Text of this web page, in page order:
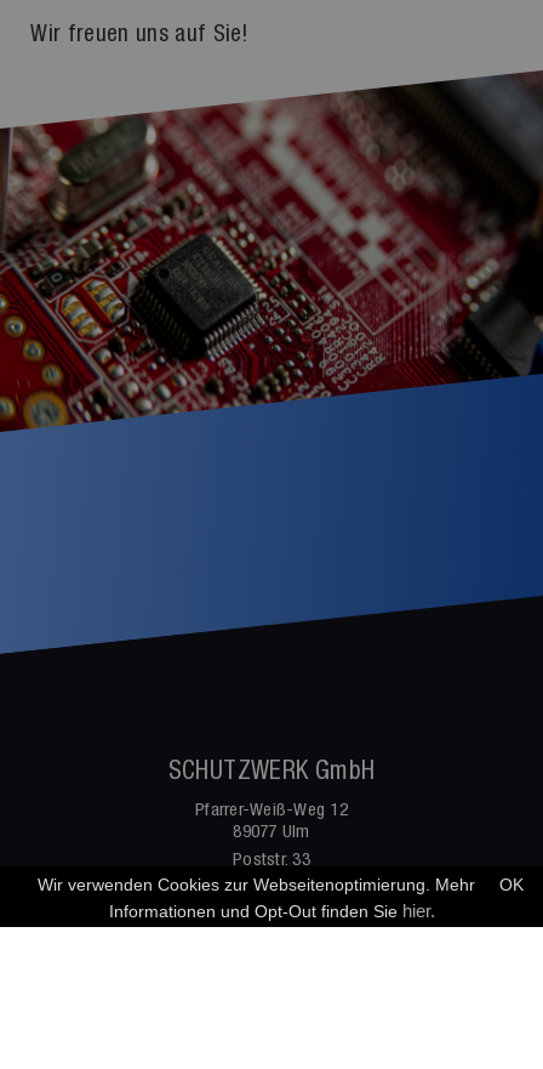
Wir freuen uns auf Sie!
SCHUTZWERK GmbH
Pfarrer-Weiß-Weg 12
89077 Ulm
Poststr. 33
20354 Hamburg
Mail:info@schutzwerk.com
Fon:+49 731 977 191 0
OK
Wir verwenden Cookies zur Webseitenoptimierung. Mehr
Informationen und Opt-Out finden Sie hier.